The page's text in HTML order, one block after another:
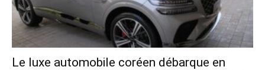
Le luxe automobile coréen débarque en